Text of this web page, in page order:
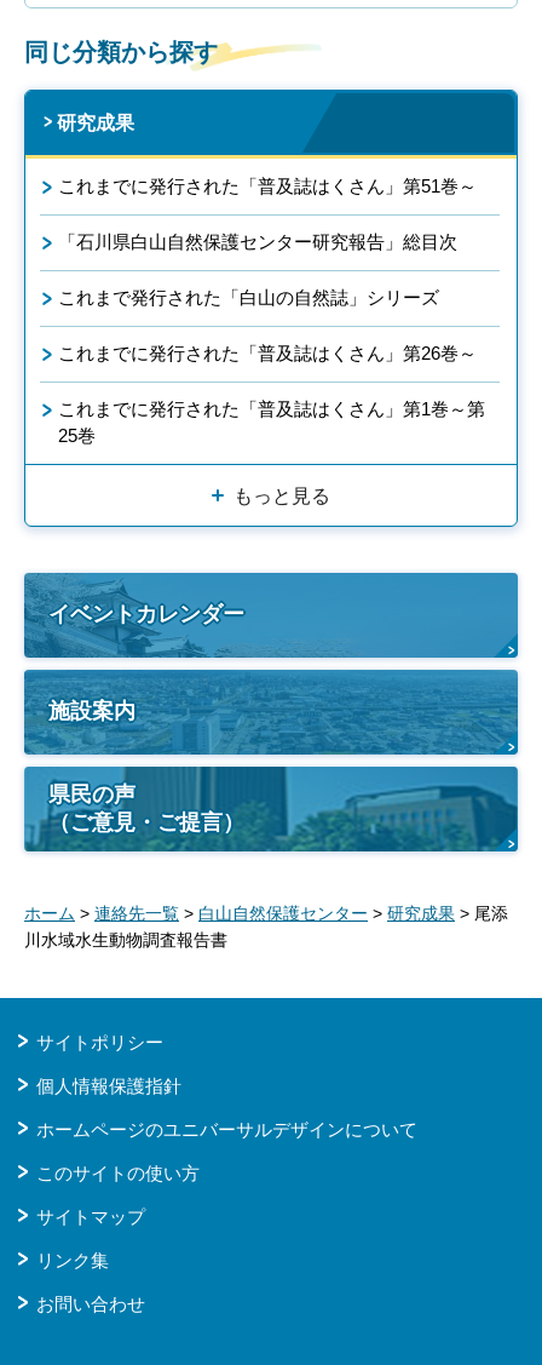
同じ分類から探す
研究成果
これまでに発行された「普及誌はくさん」第51巻～
「石川県白山自然保護センター研究報告」総目次
これまで発行された「白山の自然誌」シリーズ
これまでに発行された「普及誌はくさん」第26巻～
これまでに発行された「普及誌はくさん」第1巻～第
25巻
もっと見る
イベントカレンダー
施設案内
県民の声
（ご意見・ご提言）
ホーム > 連絡先一覧 > 白山自然保護センター > 研究成果 > 尾添
川水域水生動物調査報告書
サイトポリシー
個人情報保護指針
ホームページのユニバーサルデザインについて
このサイトの使い方
サイトマップ
リンク集
お問い合わせ